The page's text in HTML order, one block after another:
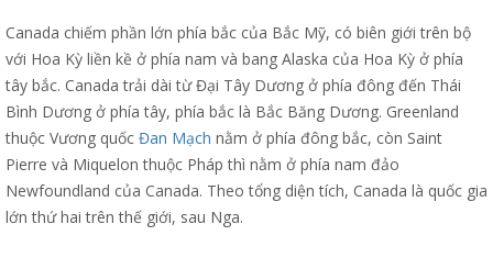
Canada chiếm phần lớn phía bắc của Bắc Mỹ, có biên giới trên bộ
với Hoa Kỳ liền kề ở phía nam và bang Alaska của Hoa Kỳ ở phía
tây bắc. Canada trải dài từ Đại Tây Dương ở phía đông đến Thái
Bình Dương ở phía tây, phía bắc là Bắc Băng Dương. Greenland
thuộc Vương quốc Đan Mạch nằm ở phía đông bắc, còn Saint
Pierre và Miquelon thuộc Pháp thì nằm ở phía nam đảo
Newfoundland của Canada. Theo tổng diện tích, Canada là quốc gia
lớn thứ hai trên thế giới, sau Nga.